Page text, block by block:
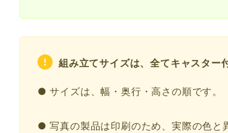
組み立てサイズは、全てキャスター
● サイズは、幅・奥行・高さの順です。
● 写真の製品は印刷のため、実際の色と